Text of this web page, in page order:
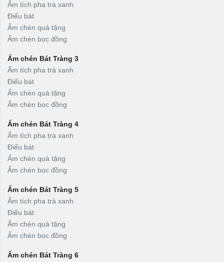
Ấm tích pha trà xanh
Điếu bát
Ấm chén quà tặng
Ấm chén bọc đồng
Ấm chén Bát Tràng 3
Ấm tích pha trà xanh
Điếu bát
Ấm chén quà tặng
Ấm chén bọc đồng
Ấm chén Bát Tràng 4
Ấm tích pha trà xanh
Điếu bát
Ấm chén quà tặng
Ấm chén bọc đồng
Ấm chén Bát Tràng 5
Ấm tích pha trà xanh
Điếu bát
Ấm chén quà tặng
Ấm chén bọc đồng
Ấm chén Bát Tràng 6